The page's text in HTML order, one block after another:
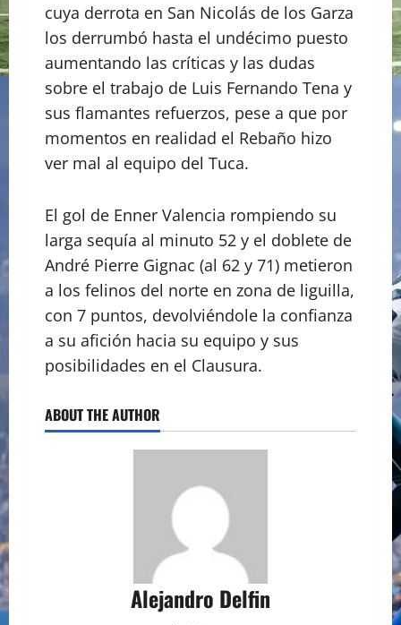
cuya derrota en San Nicolás de los Garza
los derrumbó hasta el undécimo puesto
aumentando las críticas y las dudas
sobre el trabajo de Luis Fernando Tena y
sus flamantes refuerzos, pese a que por
momentos en realidad el Rebaño hizo
ver mal al equipo del Tuca.
El gol de Enner Valencia rompiendo su
larga sequía al minuto 52 y el doblete de
André Pierre Gignac (al 62 y 71) metieron
a los felinos del norte en zona de liguilla,
con 7 puntos, devolviéndole la confianza
a su afición hacia su equipo y sus
posibilidades en el Clausura.
ABOUT THE AUTHOR
Alejandro Delfin